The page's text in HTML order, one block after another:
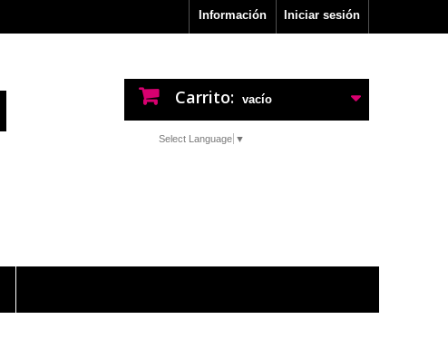
Iniciar sesión
Información
Carrito: vacío
Select Language ▼